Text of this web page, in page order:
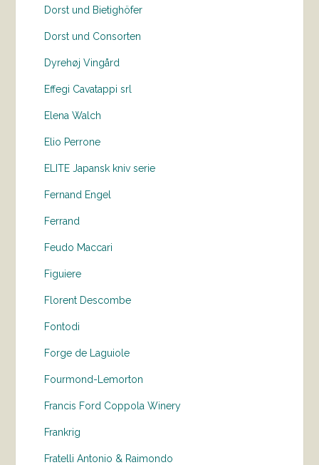
Dorst und Bietighöfer
Dorst und Consorten
Dyrehøj Vingård
Effegi Cavatappi srl
Elena Walch
Elio Perrone
ELITE Japansk kniv serie
Fernand Engel
Ferrand
Feudo Maccari
Figuiere
Florent Descombe
Fontodi
Forge de Laguiole
Fourmond-Lemorton
Francis Ford Coppola Winery
Frankrig
Fratelli Antonio & Raimondo